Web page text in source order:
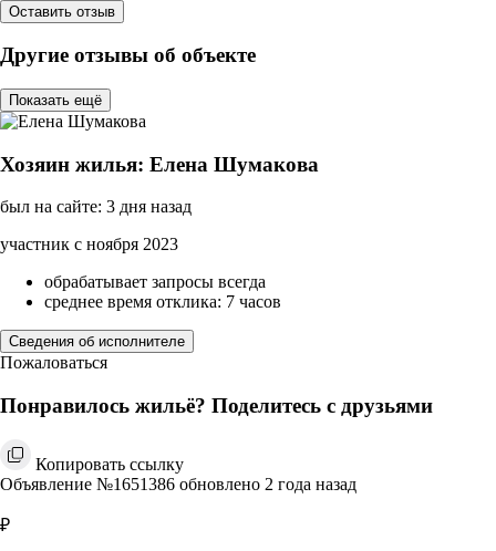
Оставить отзыв
Другие отзывы об объекте
Показать ещё
Хозяин жилья: Елена Шумакова
был на сайте: 3 дня назад
участник с ноября 2023
обрабатывает запросы всегда
среднее время отклика: 7 часов
Сведения об исполнителе
Пожаловаться
Понравилось жильё? Поделитесь с друзьями
Копировать ссылку
Объявление №1651386 обновлено 2 года назад
₽